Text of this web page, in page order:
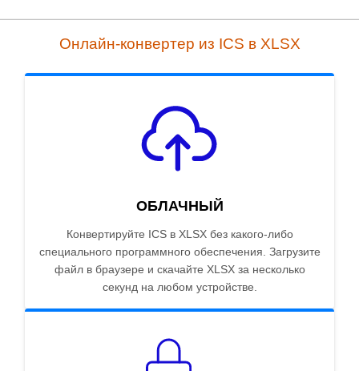
Онлайн-конвертер из ICS в XLSX
ОБЛАЧНЫЙ
Конвертируйте ICS в XLSX без какого-либо
специального программного обеспечения. Загрузите
файл в браузере и скачайте XLSX за несколько
секунд на любом устройстве.